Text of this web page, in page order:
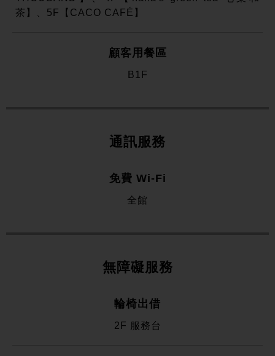
茶】、5F【CACO CAFÉ】
顧客用餐區
B1F
通訊服務
免費 Wi-Fi
全館
無障礙服務
輪椅出借
2F 服務台